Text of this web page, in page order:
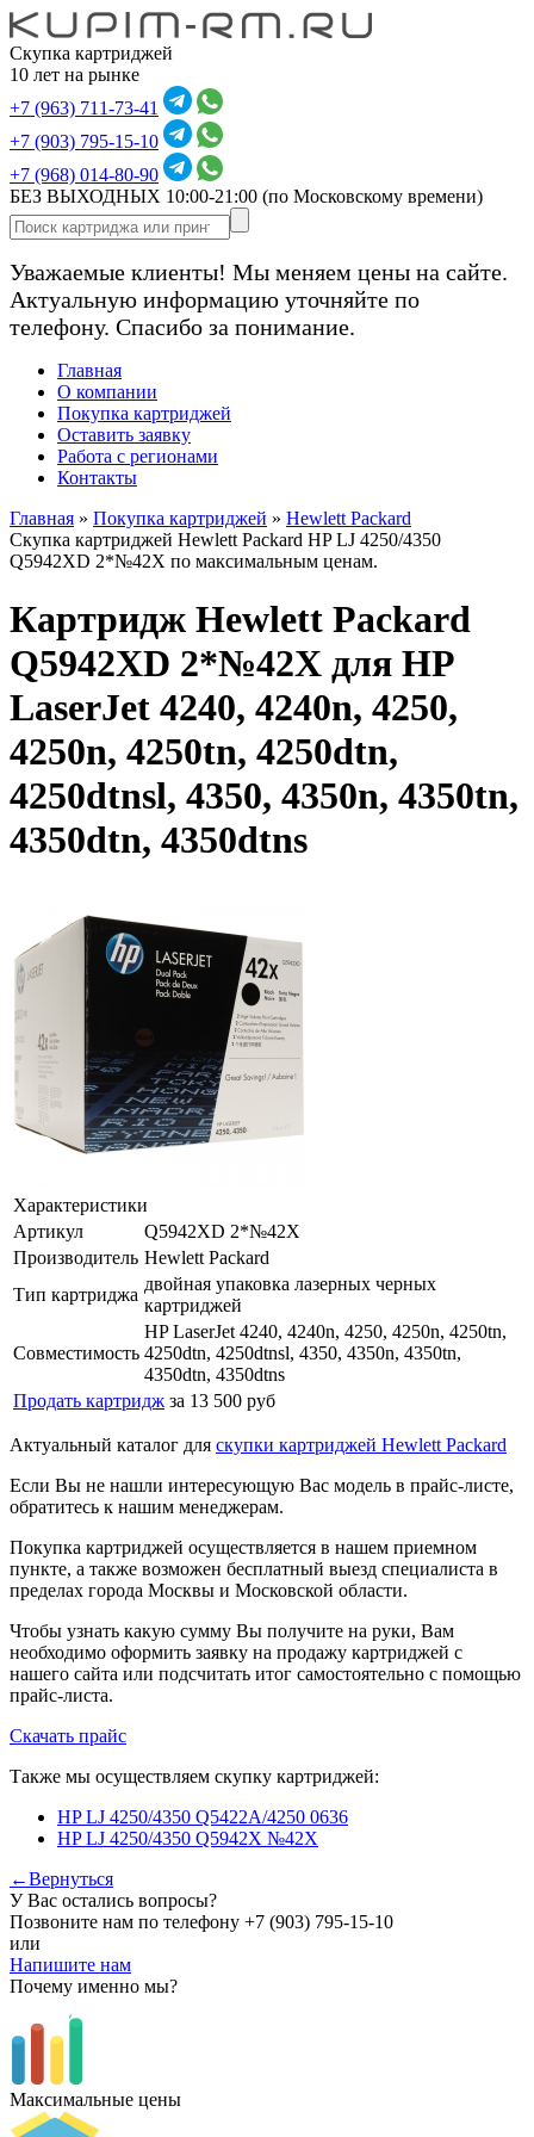
Скупка картриджей
10 лет на рынке
+7 (963) 711-73-41
+7 (903) 795-15-10
+7 (968) 014-80-90
БЕЗ ВЫХОДНЫХ 10:00-21:00 (по Московскому времени)
Уважаемые клиенты! Мы меняем цены на сайте.
Актуальную информацию уточняйте по
телефону. Спасибо за понимание.
Главная
О компании
Покупка картриджей
Оставить заявку
Работа с регионами
Контакты
Главная » Покупка картриджей » Hewlett Packard
Скупка картриджей Hewlett Packard HP LJ 4250/4350
Q5942XD 2*№42X по максимальным ценам.
Картридж Hewlett Packard
Q5942XD 2*№42X для HP
LaserJet 4240, 4240n, 4250,
4250n, 4250tn, 4250dtn,
4250dtnsl, 4350, 4350n, 4350tn,
4350dtn, 4350dtns
Характеристики
Артикул
Q5942XD 2*№42X
Производитель Hewlett Packard
Тип картриджа
двойная упаковка лазерных черных
картриджей
Совместимость
HP LaserJet 4240, 4240n, 4250, 4250n, 4250tn,
4250dtn, 4250dtnsl, 4350, 4350n, 4350tn,
4350dtn, 4350dtns
Продать картридж за 13 500 руб
Актуальный каталог для скупки картриджей Hewlett Packard
Если Вы не нашли интересующую Вас модель в прайс-листе,
обратитесь к нашим менеджерам.
Покупка картриджей осуществляется в нашем приемном
пункте, а также возможен бесплатный выезд специалиста в
пределах города Москвы и Московской области.
Чтобы узнать какую сумму Вы получите на руки, Вам
необходимо оформить заявку на продажу картриджей с
нашего сайта или подсчитать итог самостоятельно с помощью
прайс-листа.
Скачать прайс
Также мы осуществляем скупку картриджей:
HP LJ 4250/4350 Q5422A/4250 0636
HP LJ 4250/4350 Q5942X №42X
←Вернуться
У Вас остались вопросы?
Позвоните нам по телефону +7 (903) 795-15-10
или
Напишите нам
Почему именно мы?
Максимальные цены